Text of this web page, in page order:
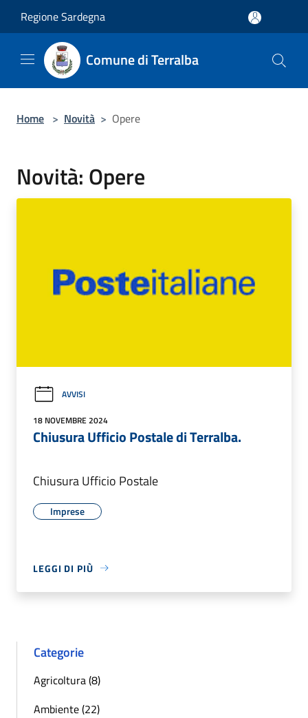
Regione Sardegna
Comune di Terralba
Home > Novità > Opere
Novità: Opere
AVVISI
18 NOVEMBRE 2024
Chiusura Ufficio Postale di Terralba.
Chiusura Ufficio Postale
Imprese
LEGGI DI PIÙ
Categorie
Agricoltura (8)
Ambiente (22)